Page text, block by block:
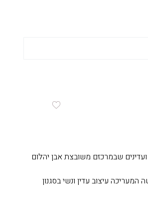
3 פרחים קטנים ועדינים שבמרכזם משובצת אבן יהלום
עיצוב עדין ונשי בסגנון